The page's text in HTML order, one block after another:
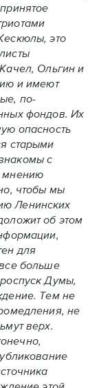
это
Ольгин и
и имеют
по-
фондов. Их
опасность
старыми
с
мнению
чтобы мы
Ленинских
об этом
для
больше
Думы,
Тем не
не
верх.